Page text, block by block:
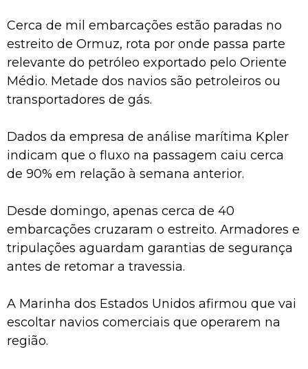
Cerca de mil embarcações estão paradas no
estreito de Ormuz, rota por onde passa parte
relevante do petróleo exportado pelo Oriente
Médio. Metade dos navios são petroleiros ou
transportadores de gás.
Dados da empresa de análise marítima Kpler
indicam que o fluxo na passagem caiu cerca
de 90% em relação à semana anterior.
Desde domingo, apenas cerca de 40
embarcações cruzaram o estreito. Armadores e
tripulações aguardam garantias de segurança
antes de retomar a travessia.
A Marinha dos Estados Unidos afirmou que vai
escoltar navios comerciais que operarem na
região.